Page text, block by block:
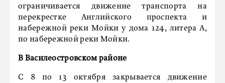
ограничивается движение транспорта на
перекрестке Английского проспекта и
набережной реки Мойки у дома 124, литера А,
по набережной реки Мойки.
В Василеостровском районе
С 8 по 13 октября закрывается движение